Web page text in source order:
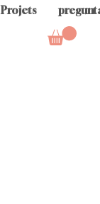
Projets